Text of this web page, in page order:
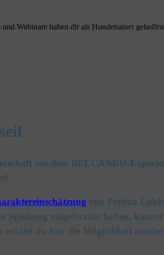
Webinare haben dir als Hundetrainer
mit dem BELCANDO-
von Perdita
Spielzeug mitgebracht haben,
du hier die Möglichkeit